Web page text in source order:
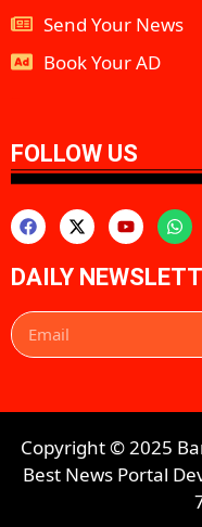
Send Your News
Book Your AD
FOLLOW US
DAILY
Copyright © 2025
Best News Portal